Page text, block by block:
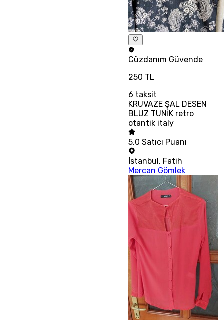
Cüzdanım Güvende
250 TL
6 taksit
KRUVAZE ŞAL DESEN
BLUZ TUNİK retro
otantik italy
5.0 Satıcı Puanı
İstanbul, Fatih
Mercan Gömlek